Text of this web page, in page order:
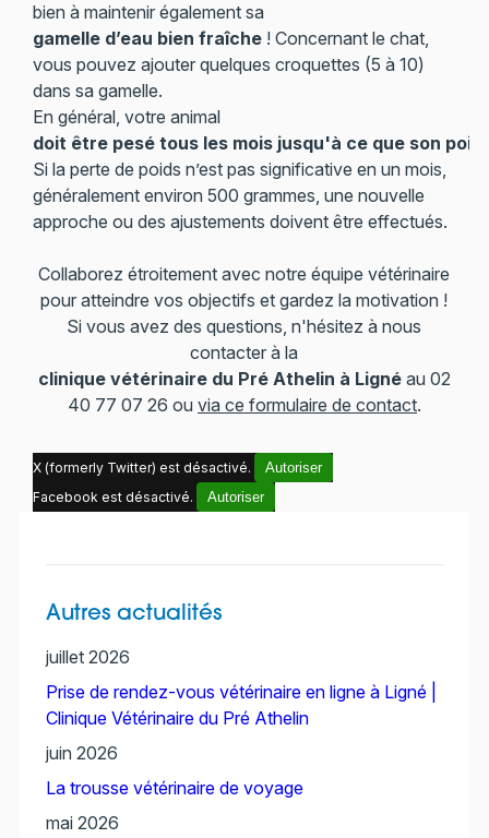
bien à maintenir également sa
gamelle d’eau bien fraîche! Concernant le chat,
vous pouvez ajouter quelques croquettes (5 à 10)
dans sa gamelle.
En général, votre animal
doit être pesé tous les mois jusqu'à ce que son
Si la perte de poids n’est pas significative en un mois,
généralement environ 500 grammes, une nouvelle
approche ou des ajustements doivent être effectués.
Collaborez étroitement avec notre équipe vétérinaire
pour atteindre vos objectifs et gardez la motivation !
Si vous avez des questions, n'hésitez à nous
contacter à la
clinique vétérinaire du Pré Athelin à Lignéau 02
40 77 07 26 ou via ce formulaire de contact.
X (formerly Twitter) est désactivé.
Autoriser
Facebook est désactivé.
Autoriser
Autres actualités
juillet 2026
Prise de rendez-vous vétérinaire en ligne à Ligné |
Clinique Vétérinaire du Pré Athelin
juin 2026
La trousse vétérinaire de voyage
mai 2026